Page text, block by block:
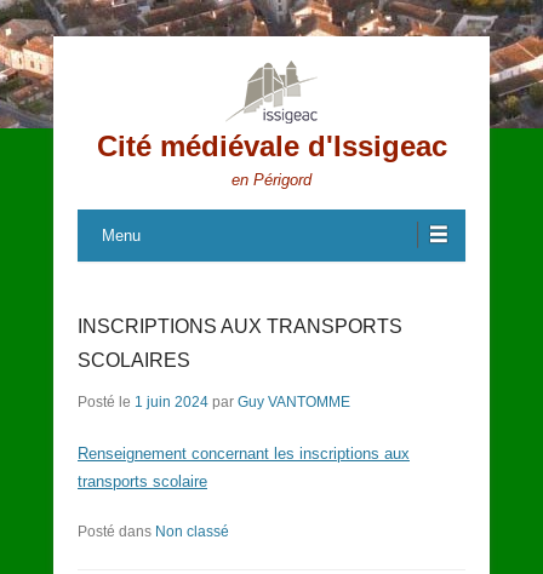
Cité médiévale d'Issigeac
en Périgord
Menu
INSCRIPTIONS AUX TRANSPORTS
SCOLAIRES
Posté le 1 juin 2024 par Guy VANTOMME
Renseignement concernant les inscriptions aux
transports scolaire
Posté dans Non classé